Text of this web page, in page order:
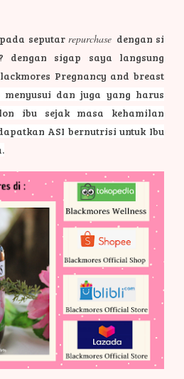
seputar repurchase dengan si
sigap saya langsung
Pregnancy and breast
menyusui dan juga yang harus
ibu sejak masa kehamilan
ASI bernutrisi untuk Ibu